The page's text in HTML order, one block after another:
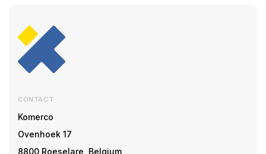
CONTACT
Komerco
Ovenhoek 17
8800 Roeselare, Belgium